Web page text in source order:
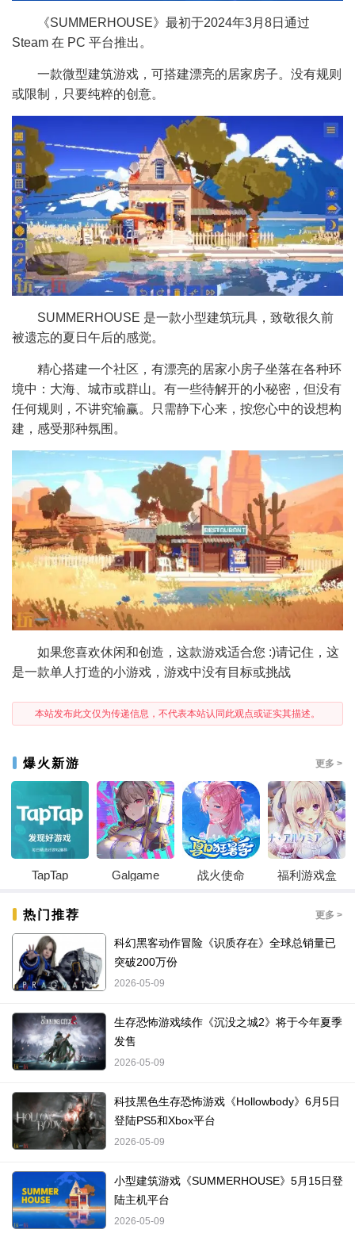
《SUMMERHOUSE》最初于2024年3月8日通过
Steam 在 PC 平台推出。
一款微型建筑游戏，可搭建漂亮的居家房子。没有规则
或限制，只要纯粹的创意。
SUMMERHOUSE 是一款小型建筑玩具，致敬很久前
被遗忘的夏日午后的感觉。
精心搭建一个社区，有漂亮的居家小房子坐落在各种环
境中：大海、城市或群山。有一些待解开的小秘密，但没有
任何规则，不讲究输赢。只需静下心来，按您心中的设想构
建，感受那种氛围。
如果您喜欢休闲和创造，这款游戏适合您 :)请记住，这
是一款单人打造的小游戏，游戏中没有目标或挑战
本站发布此文仅为传递信息，不代表本站认同此观点或证实其描述。
爆火新游 更多 >
TapTap Galgame 战火使命 福利游戏盒
热门推荐 更多 >
科幻黑客动作冒险《识质存在》全球总销量已
突破200万份
2026-05-09
生存恐怖游戏续作《沉没之城2》将于今年夏季
发售
2026-05-09
科技黑色生存恐怖游戏《Hollowbody》6月5日
登陆PS5和Xbox平台
2026-05-09
小型建筑游戏《SUMMERHOUSE》5月15日登
陆主机平台
2026-05-09